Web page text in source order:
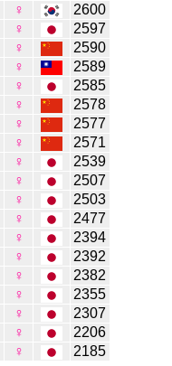
♀
2600
♀
2597
♀
2590
♀
2589
♀
2585
♀
2578
♀
2577
♀
2571
♀
2539
♀
2507
♀
2503
♀
2477
♀
2394
♀
2392
♀
2382
♀
2355
♀
2307
♀
2206
♀ 2185